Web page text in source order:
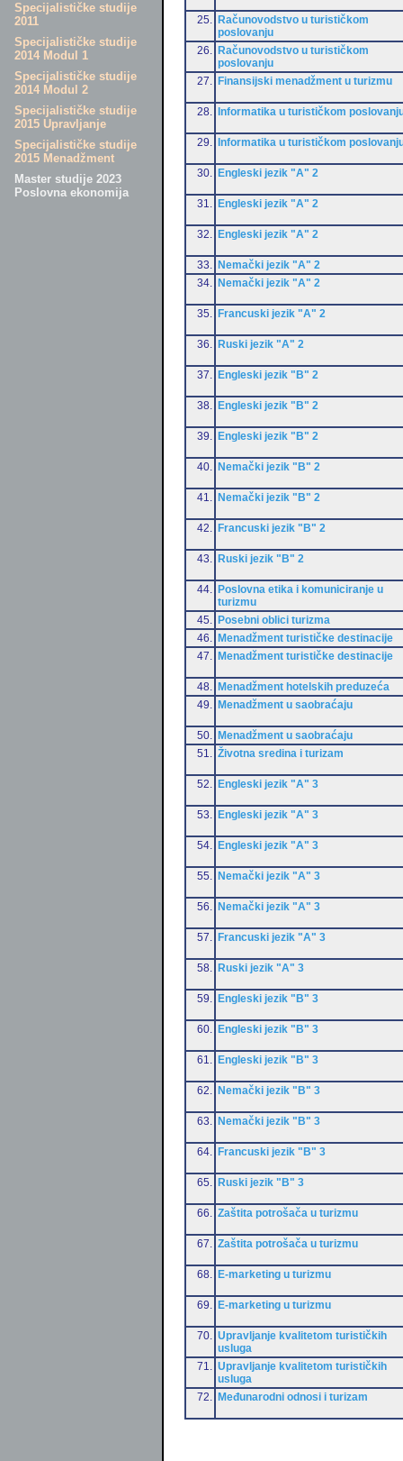
Specijalističke studije
2011
Specijalističke studije
2014 Modul 1
Specijalističke studije
2014 Modul 2
Specijalističke studije
2015 Upravljanje
Specijalističke studije
2015 Menadžment
Master studije 2023
Poslovna ekonomija
25.
Računovodstvo u turističkom
poslovanju
26.
Računovodstvo u turističkom
poslovanju
27.
Finansijski menadžment u turizmu
28. Informatika u turističkom
29. Informatika u turističkom
30. Engleski jezik "A" 2
31. Engleski jezik "A" 2
32. Engleski jezik "A" 2
33.
Nemački jezik "A" 2
34.
Nemački jezik "A" 2
35. Francuski jezik "A" 2
36. Ruski jezik "A" 2
37. Engleski jezik "B" 2
38. Engleski jezik "B" 2
39. Engleski jezik "B" 2
40. Nemački jezik "B" 2
41. Nemački jezik "B" 2
42. Francuski jezik "B" 2
43. Ruski jezik "B" 2
44.
Poslovna etika i komuniciranje u
turizmu
45.
Posebni oblici turizma
46.
Menadžment turističke destinacije
47.
Menadžment turističke destinacije
48.
Menadžment hotelskih preduzeća
49.
Menadžment u saobraćaju
50.
Menadžment u saobraćaju
51.
Životna sredina i turizam
52. Engleski jezik "A" 3
53. Engleski jezik "A" 3
54. Engleski jezik "A" 3
55. Nemački jezik "A" 3
56. Nemački jezik "A" 3
57. Francuski jezik "A" 3
58. Ruski jezik "A" 3
59. Engleski jezik "B" 3
60. Engleski jezik "B" 3
61. Engleski jezik "B" 3
62. Nemački jezik "B" 3
63. Nemački jezik "B" 3
64. Francuski jezik "B" 3
65. Ruski jezik "B" 3
66. Zaštita potrošača u turizmu
67. Zaštita potrošača u turizmu
68. E-marketing u turizmu
69. E-marketing u turizmu
70.
Upravljanje kvalitetom turističkih
usluga
71.
Upravljanje kvalitetom turističkih
usluga
72.
Međunarodni odnosi i turizam